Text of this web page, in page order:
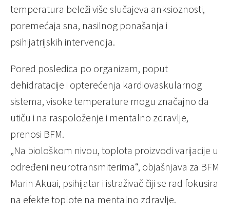
temperatura beleži više slučajeva anksioznosti,
poremećaja sna, nasilnog ponašanja i
psihijatrijskih intervencija.
Pored posledica po organizam, poput
dehidratacije i opterećenja kardiovaskularnog
sistema, visoke temperature mogu značajno da
utiču i na raspoloženje i mentalno zdravlje,
prenosi BFM.
„Na biološkom nivou, toplota proizvodi varijacije u
određeni neurotransmiterima“, objašnjava za BFM
Marin Akuai, psihijatar i istraživač čiji se rad fokusira
na efekte toplote na mentalno zdravlje.